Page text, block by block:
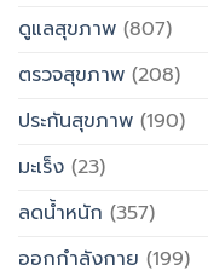
ดูแลสุขภาพ (807)
ตรวจสุขภาพ (208)
ประกันสุขภาพ (190)
มะเร็ง (23)
ลดน้ำหนัก (357)
ออกกำลังกาย (199)